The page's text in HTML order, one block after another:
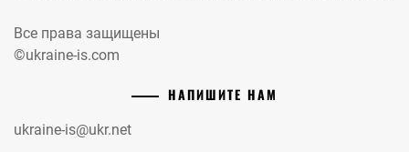
Все права защищены
©ukraine-is.com
НАПИШИТЕ НАМ
ukraine-is@ukr.net